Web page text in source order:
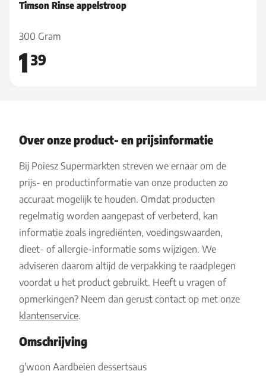
Timson Rinse appelstroop
300 Gram
1 39
Over onze product- en prijsinformatie
Bij Poiesz Supermarkten streven we ernaar om de
prijs- en productinformatie van onze producten zo
accuraat mogelijk te houden. Omdat producten
regelmatig worden aangepast of verbeterd, kan
informatie zoals ingrediënten, voedingswaarden,
dieet- of allergie-informatie soms wijzigen. We
adviseren daarom altijd de verpakking te raadplegen
voordat u het product gebruikt. Heeft u vragen of
opmerkingen? Neem dan gerust contact op met onze
klantenservice.
Omschrijving
g'woon Aardbeien dessertsaus